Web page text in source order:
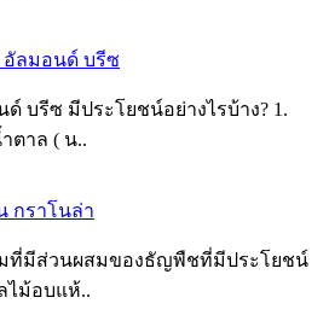
อัลมอนด์ บรีซ
บรีซ มีประโยชน์อย่างไรบ้าง? 1.
ตาล ( น..
กราโนล่า
ที่มีส่วนผสมของธัญพืชที่มีประโยชน์
ไม้อบแห้..